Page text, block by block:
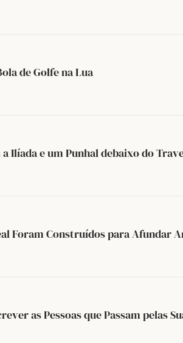
de Golfe na Lua
Ilíada e um Punhal debaixo do
Foram Construídos para Afundar
as Pessoas que Passam pelas